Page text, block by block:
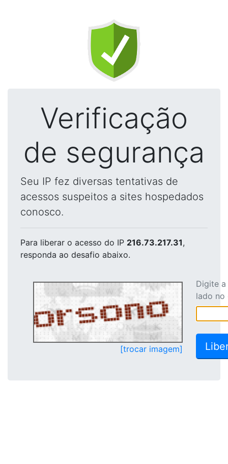
Verificação
de segurança
Seu IP fez diversas tentativas de
acessos suspeitos a sites hospedados
conosco.
Para liberar o acesso do IP 216.73.217.31,
responda ao desafio abaixo.
[trocar imagem]
Digite
lado no